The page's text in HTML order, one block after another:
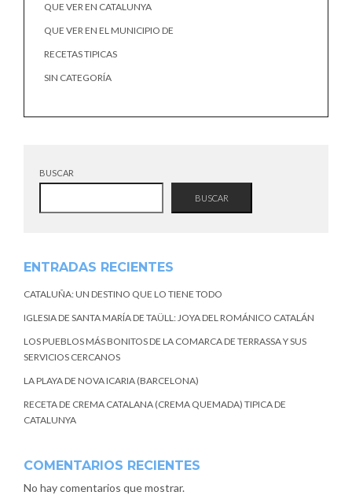
QUE VER EN CATALUNYA
QUE VER EN EL MUNICIPIO DE
RECETAS TIPICAS
SIN CATEGORÍA
BUSCAR
BUSCAR
ENTRADAS RECIENTES
CATALUÑA: UN DESTINO QUE LO TIENE TODO
IGLESIA DE SANTA MARÍA DE TAÜLL: JOYA DEL ROMÁNICO CATALÁN
LOS PUEBLOS MÁS BONITOS DE LA COMARCA DE TERRASSA Y SUS
SERVICIOS CERCANOS
LA PLAYA DE NOVA ICARIA (BARCELONA)
RECETA DE CREMA CATALANA (CREMA QUEMADA) TIPICA DE
CATALUNYA
COMENTARIOS RECIENTES
No hay comentarios que mostrar.